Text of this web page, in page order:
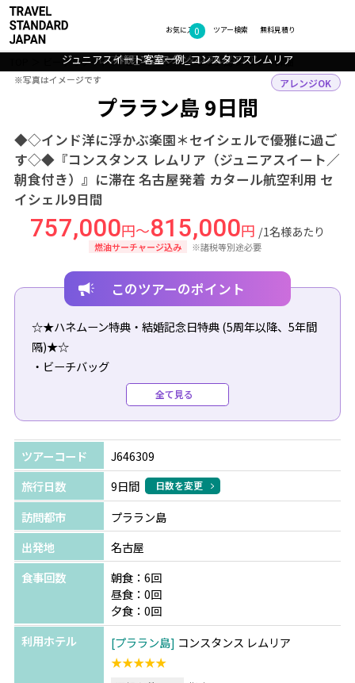
お気に入り
0 無料見積り
ツアー検索
ビーチリゾート セイシェル プララン島 ツアー詳細
プララン島 9日間
◆◇インド洋に浮かぶ楽園＊セイシェルで優雅に過ご
す◇◆『コンスタンス レムリア（ジュニアスイート／
朝食付き）』に滞在 名古屋発着 カタール航空利用 セ
イシェル9日間
アレンジOK
757,000円～815,000円 /1名様あたり
燃油サーチャージ込み ※諸税等別途必要
プララン島の美しいビーチ
レストラン_コンスタンスレムリア
外観_コンスタンスレムリア
ジュニアスイート客室一例_コンスタンスレムリア
レストラン_コンスタンスレムリア
フォトギャラリー
※写真はイメージです
※写真はイメージです
このツアーのポイント
☆★ハネムーン特典・結婚記念日特典 (5周年以降、5年間
隔)★☆
・ビーチバッグ
・スパークリングワイン
・フルーツバスケット
・バスセレモニー、ターンダウン
※入籍後12ヶ月以内、またはアニバーサリー前後6か月以
内の方が対象となり、ご予約時もしくは、チェックインの
際に証明書の提出が必要です。
※ご予約時に必ずハネムーン（結婚記念日）の旨をご申告
ください(ご予約後の申し出は不可)。
※全て滞在中1回のご提供となります。
【2026年5月1日～7月15日限定☆★ハネムーン特典・結婚
記念日特典】
全て見る
ツアーコード
J646309
旅行日数
9日間 日数を変更
訪問都市
プララン島
出発地
名古屋
食事回数
朝食：6回
昼食：0回
夕食：0回
利用ホテル
プララン島 コンスタンス レムリア
★★★★★